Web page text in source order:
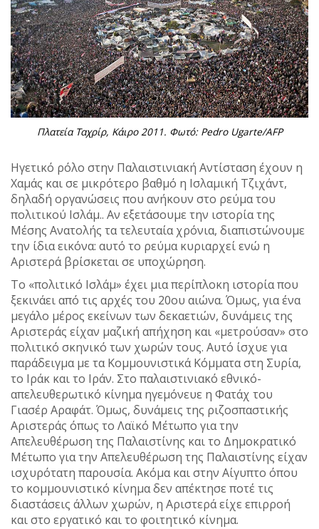
Πλατεία Ταχρίρ, Κάιρο 2011. Φωτό: Pedro Ugarte/AFP
Ηγετικό ρόλο στην Παλαιστινιακή Αντίσταση έχουν η
Χαμάς και σε μικρότερο βαθμό η Ισλαμική Τζιχάντ,
δηλαδή οργανώσεις που ανήκουν στο ρεύμα του
πολιτικού Ισλάμ.. Αν εξετάσουμε την ιστορία της
Μέσης Ανατολής τα τελευταία χρόνια, διαπιστώνουμε
την ίδια εικόνα: αυτό το ρεύμα κυριαρχεί ενώ η
Αριστερά βρίσκεται σε υποχώρηση.
Το «πολιτικό Ισλάμ» έχει μια περίπλοκη ιστορία που
ξεκινάει από τις αρχές του 20ου αιώνα. Όμως, για ένα
μεγάλο μέρος εκείνων των δεκαετιών, δυνάμεις της
Αριστεράς είχαν μαζική απήχηση και «μετρούσαν» στο
πολιτικό σκηνικό των χωρών τους. Αυτό ίσχυε για
παράδειγμα με τα Κομμουνιστικά Κόμματα στη Συρία,
το Ιράκ και το Ιράν. Στο παλαιστινιακό εθνικό-
απελευθερωτικό κίνημα ηγεμόνευε η Φατάχ του
Γιασέρ Αραφάτ. Όμως, δυνάμεις της ριζοσπαστικής
Αριστεράς όπως το Λαϊκό Μέτωπο για την
Απελευθέρωση της Παλαιστίνης και το Δημοκρατικό
Μέτωπο για την Απελευθέρωση της Παλαιστίνης είχαν
ισχυρότατη παρουσία. Ακόμα και στην Αίγυπτο όπου
το κομμουνιστικό κίνημα δεν απέκτησε ποτέ τις
διαστάσεις άλλων χωρών, η Αριστερά είχε επιρροή
και στο εργατικό και το φοιτητικό κίνημα.